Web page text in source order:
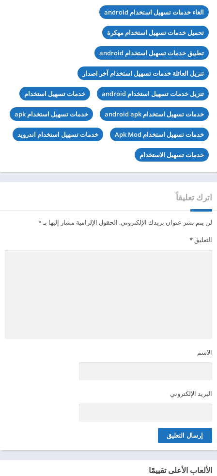
الغاء خدمات تسهيل استخدام android
تحميل خدمات تسهيل استخدام مهكرة
تطبيق خدمات تسهيل استخدام android
تنزيل العائلة خدمات تسهيل استخدام آخر اصدار
تنزيل خدمات تسهيل استخدام android خدمات تسهيل استخدام
خدمات تسهيل استخدام android apk خدمات تسهيل استخدام apk
خدمات تسهيل استخدام Apk Mod خدمات تسهيل استخدام اندرويد
خدمات تسهيل الاستخدام
اترك تعليقاً
لن يتم نشر عنوان بريدك الإلكتروني. الحقول الإلزامية مشار إليها بـ*
التعليق*
الاسم
البريد الإلكتروني
الألعاب الأعلى تقييمًا